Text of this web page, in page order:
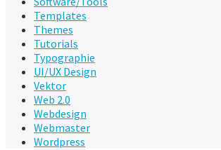
Templates
Themes
Tutorials
Typographie
UI/UX Design
Vektor
Web 2.0
Webdesign
Webmaster
Wordpress